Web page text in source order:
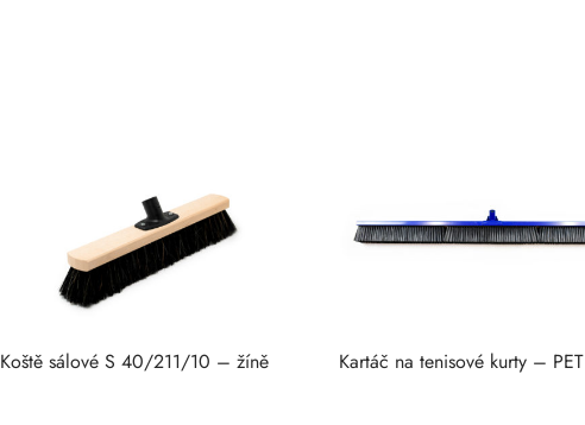
Koště sálové S 40/211/10 – žíně Kartáč na tenisové kurty – PET